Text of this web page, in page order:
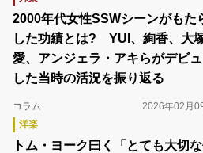
2000年代女性SSWシーンがもた
した功績とは? YUI、絢香、大
愛、アンジェラ・アキらがデビ
した当時の活況を振り返る
コラム
2026年02月
洋楽
トム・ヨーク曰く「とても大切